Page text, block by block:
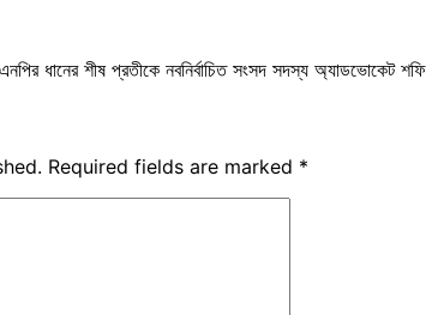
ধানের শীষ প্রতীকে নবনির্বাচিত সংসদ সদস্য অ্যাডভোকেট
Required fields are marked *